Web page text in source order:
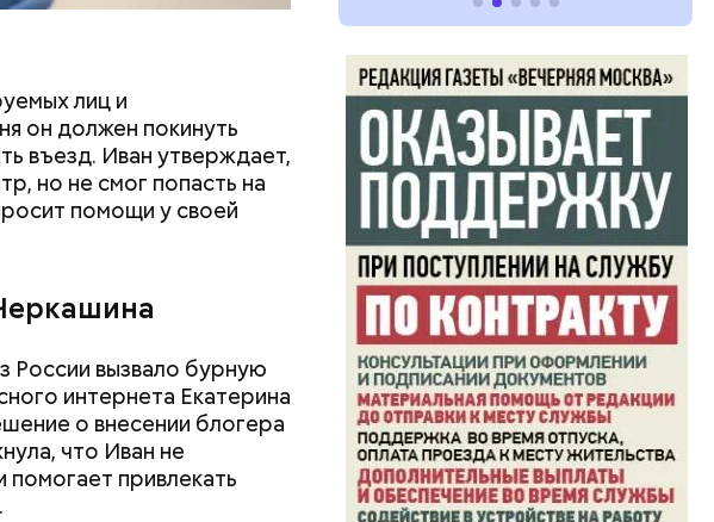
лиц и
он должен покинуть
въезд. Иван утверждает,
но не смог попасть на
помощи у своей
России вызвало бурную
интернета Екатерина
о внесении блогера
что Иван не
помогает привлекать